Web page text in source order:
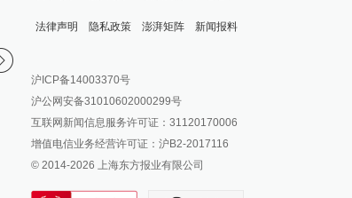
因瞬时客流集中等原因致部分观
众入场受阻，浙江省博物馆致歉
法律声明 隐私政策 澎湃矩阵
澎湃新闻公众号
澎湃新闻抖音号
派生万物开放平台
IP SHANGHAI
SIXTH TONE
新闻报料
报料邮箱: news@thepaper.cn
沪ICP备14003370号
沪公网安备31010602000299号
互联网新闻信息服务许可证：31120170006
增值电信业务经营许可证：沪B2-2017116
© 2014-2026 上海东方报业有限公司